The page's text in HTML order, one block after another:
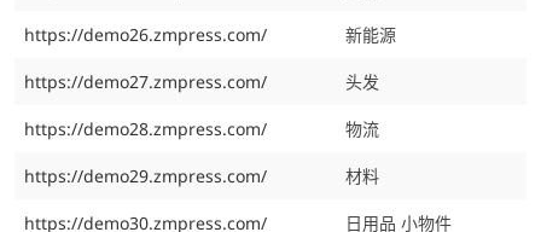
https://demo26.zmpress.com/ 新能源
https://demo27.zmpress.com/ 头发
https://demo28.zmpress.com/ 物流
https://demo29.zmpress.com/ 材料
https://demo30.zmpress.com/ 日用品 小物件